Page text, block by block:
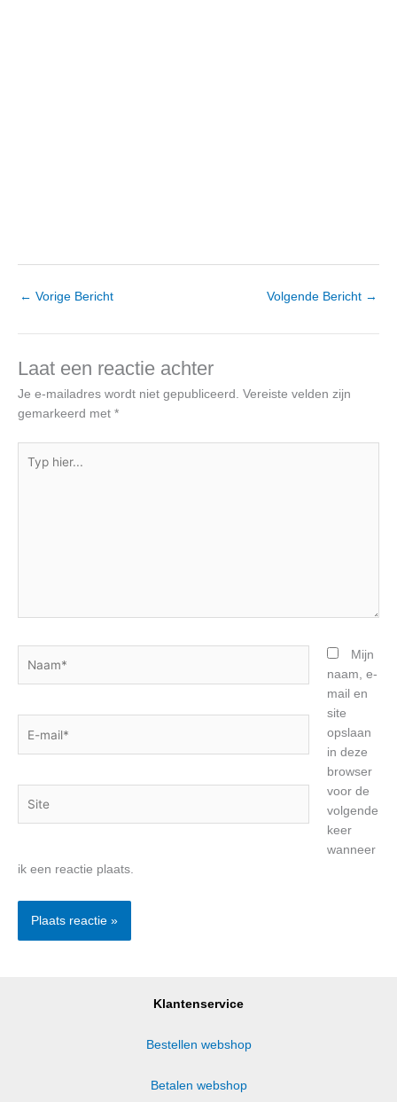
← Vorige Bericht Volgende Bericht →
Laat een reactie achter
Je e-mailadres wordt niet gepubliceerd. Vereiste velden zijn
gemarkeerd met *
hier...
mail*
Mijn
naam, e-
mail en
site
opslaan
in deze
browser
voor de
volgende
keer
wanneer
ik een reactie plaats.
Klantenservice
Bestellen webshop
Betalen webshop